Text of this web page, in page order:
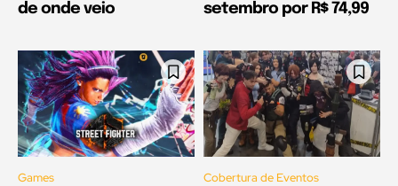
de onde veio
setembro por R$ 74,99
Games Cobertura de Eventos